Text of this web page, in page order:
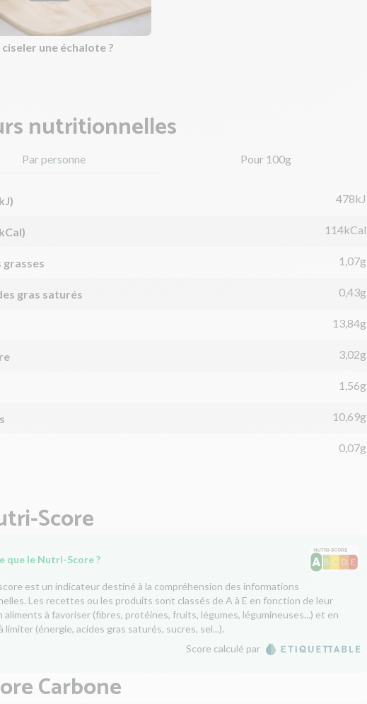
une échalote ?
nutritionnelles
Par personne Pour 100g
478kJ
114kCal
1,07g
gras saturés 0,43g
13,84g
3,02g
1,56g
10,69g
0,07g
Score
que le Nutri-Score ?
est un indicateur destiné à la compréhension des informations
Les recettes ou les produits sont classés de A à E en fonction de leur
aliments à favoriser (fibres, protéines, fruits, légumes, légumineuses...) et en
limiter (énergie, acides gras saturés, sucres, sel...).
Score calculé par
Carbone